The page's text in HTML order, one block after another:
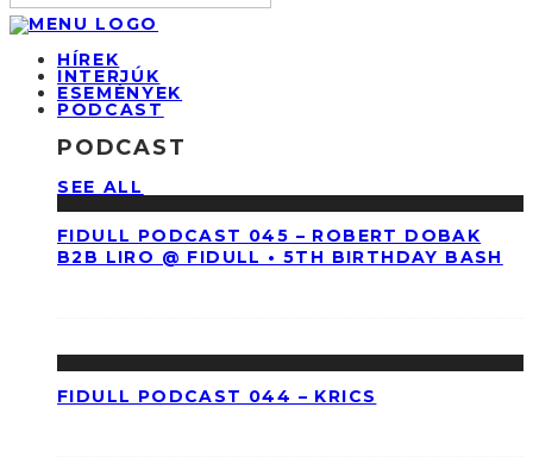
HÍREK
INTERJÚK
ESEMÉNYEK
PODCAST
PODCAST
SEE ALL
FIDULL PODCAST 045 – ROBERT DOBAK
B2B LIRO @ FIDULL • 5TH BIRTHDAY BASH
FIDULL PODCAST 044 – KRICS